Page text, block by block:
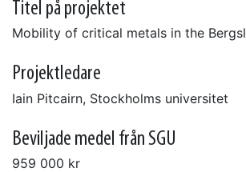
Titel på projektet
Mobility of critical metals in the
Projektledare
Iain Pitcairn, Stockholms universitet
Beviljade medel från SGU
959 000 kr